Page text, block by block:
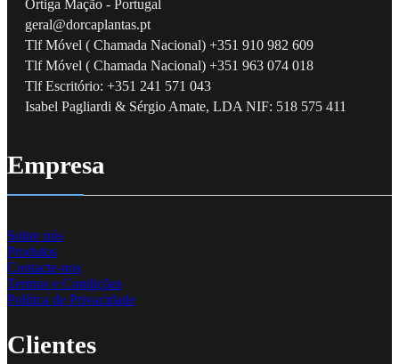
Ortiga Mação - Portugal
geral@dorcaplantas.pt
Tlf Móvel ( Chamada Nacional) +351 910 982 609
Tlf Móvel ( Chamada Nacional) +351 963 074 018
Tlf Escritório: +351 241 571 043
Isabel Pagliardi & Sérgio Amate, LDA NIF: 518 575 411
Empresa
Sobre nós
Produtos
Contacte-nos
Termos e Condições
Política de Privacidade
Clientes